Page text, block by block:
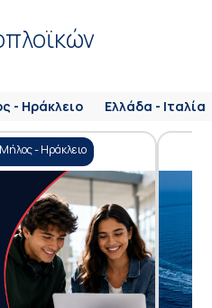
- Ηράκλειο Ελλάδα - Ιταλία
- Ηράκλειο